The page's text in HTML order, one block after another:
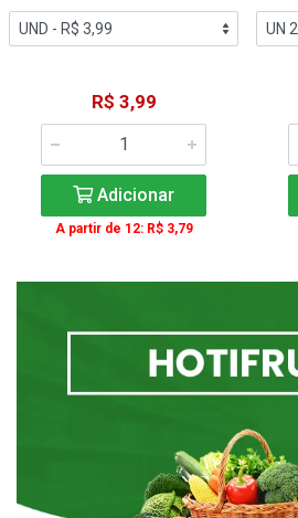
R$ 3,99
Adicionar
A partir de 12: R$ 3,79